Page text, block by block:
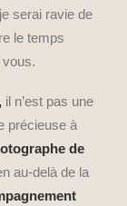
serai ravie de
le temps
il n’est pas une
précieuse à
de
au-delà de la